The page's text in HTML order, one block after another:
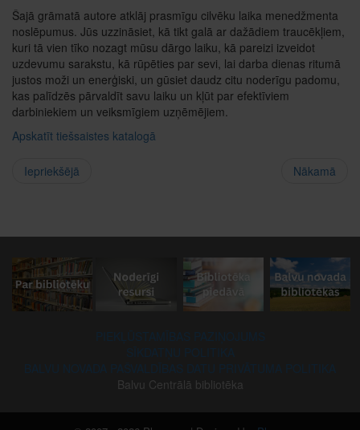
Šajā grāmatā autore atklāj prasmīgu cilvēku laika menedžmenta
noslēpumus. Jūs uzzināsiet, kā tikt galā ar dažādiem traucēkļiem,
kuri tā vien tīko nozagt mūsu dārgo laiku, kā pareizi izveidot
uzdevumu sarakstu, kā rūpēties par sevi, lai darba dienas ritumā
justos moži un enerģiski, un gūsiet daudz citu noderīgu padomu,
kas palīdzēs pārvaldīt savu laiku un kļūt par efektīviem
darbiniekiem un veiksmīgiem uzņēmējiem.
Apskatīt tiešsaistes katalogā
Iepriekšējā Nākamā
Balvu Centrālā bibliotēka